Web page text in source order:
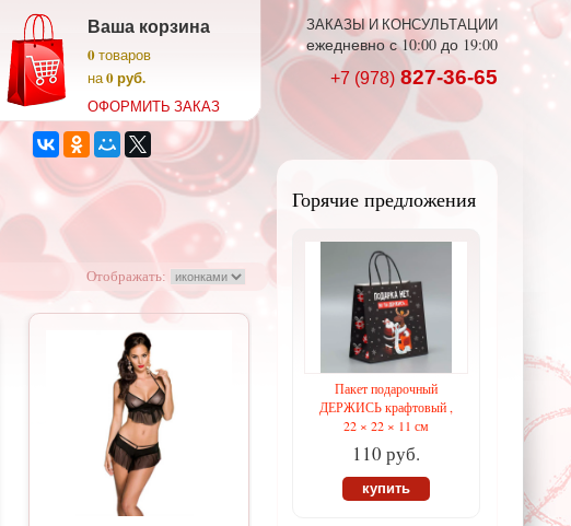
Ваша корзина
0товаров
на0 руб.
ОФОРМИТЬ ЗАКАЗ
ЗАКАЗЫ И КОНСУЛЬТАЦИИ
ежедневно с 10:00 до 19:00
+7 (978) 827-36-65
Отображать:
Горячие предложения
Пакет подарочный
ДЕРЖИСЬ крафтовый ,
22 × 22 × 11 см
110 руб.
купить